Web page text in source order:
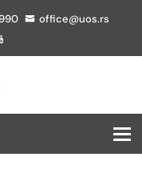
office@uos.rs